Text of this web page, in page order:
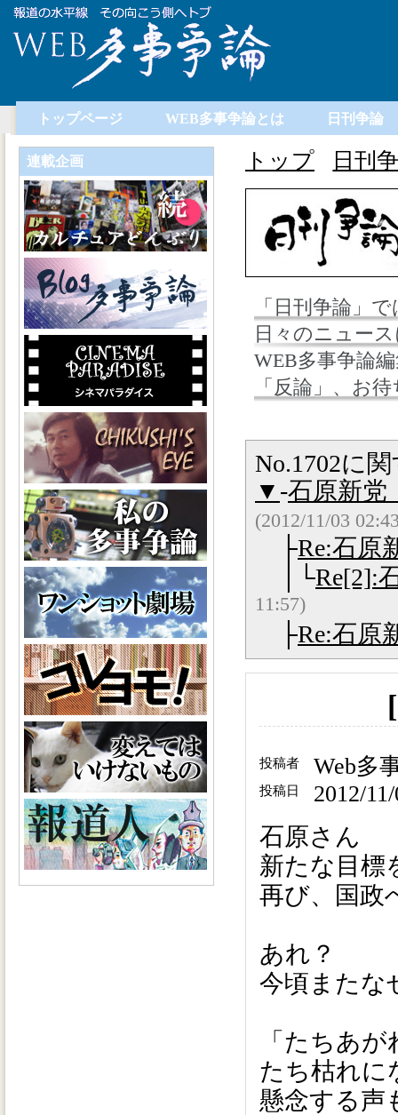
トップページ WEB多事争論とは 日刊争論
トップ 日刊
「日刊争論」で
日々のニュー
WEB多事争論
「反論」、お
No.1702に
▼ -石原新
(2012/11/03
├Re:石
│└Re[2]:
11:57)
├Re:石
投稿者 Web多
投稿日 2012/
石原さん
新たな目標
再び、国政
あれ？
今頃またな
「たちあ
たち枯れに
懸念する声
連載企画